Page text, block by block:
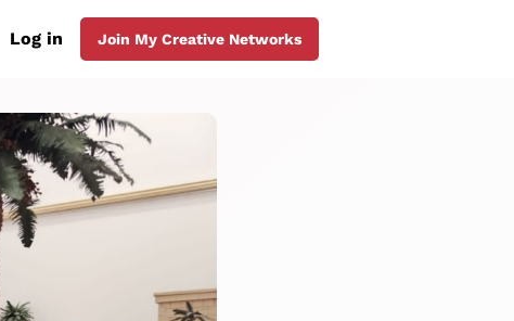
Log in Join My Creative Networks